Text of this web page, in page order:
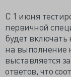
С 1 июня
первичной
будет включать
на выполнение
выставляется
ответов, что